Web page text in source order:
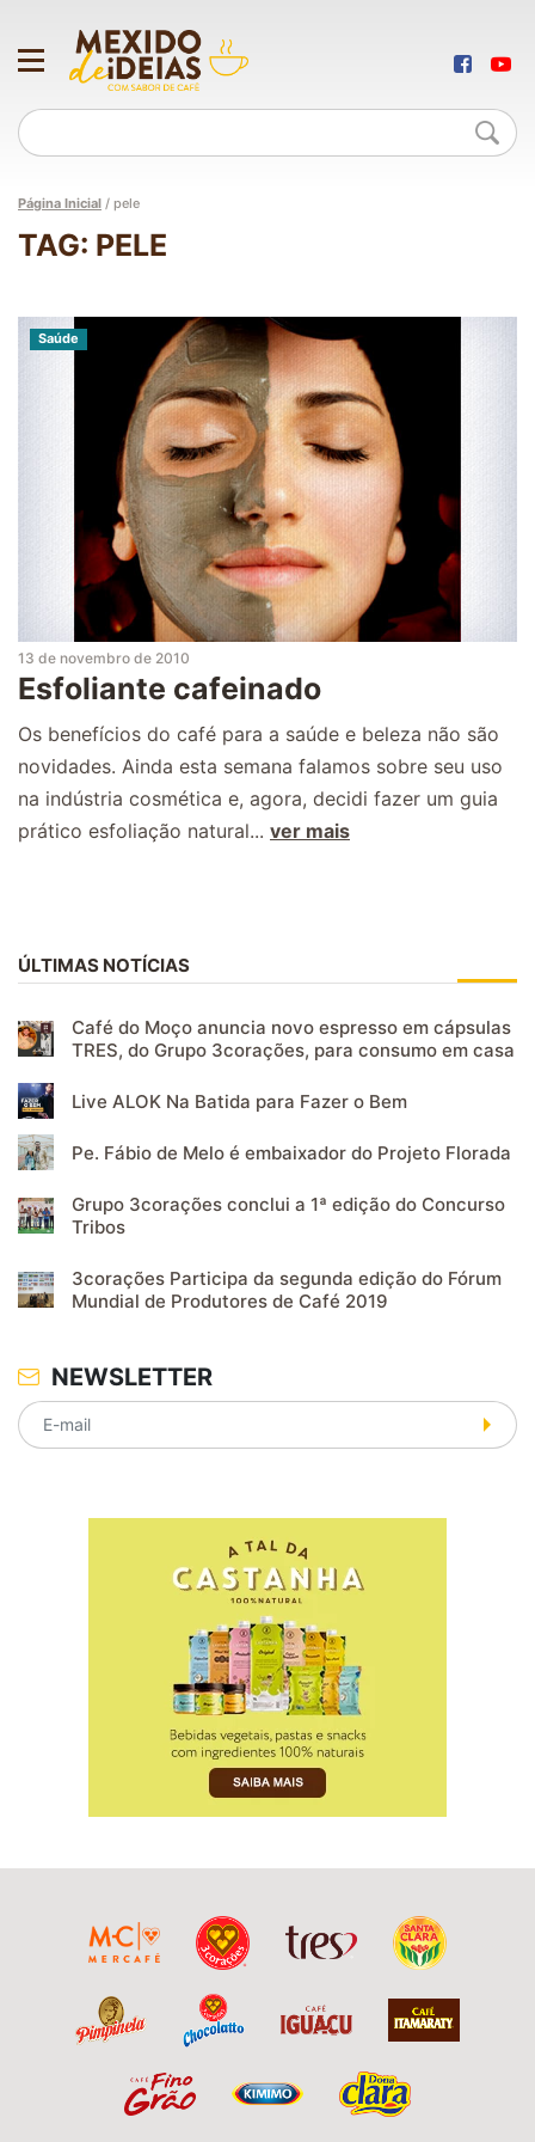
Página Inicial / pele
TAG: PELE
Saúde
13 de novembro de 2010
Esfoliante cafeinado
Os benefícios do café para a saúde e beleza não são
novidades. Ainda esta semana falamos sobre seu uso
na indústria cosmética e, agora, decidi fazer um guia
prático esfoliação natural... ver mais
ÚLTIMAS NOTÍCIAS
Café do Moço anuncia novo espresso em cápsulas
TRES, do Grupo 3corações, para consumo em casa
Live ALOK Na Batida para Fazer o Bem
Pe. Fábio de Melo é embaixador do Projeto Florada
Grupo 3corações conclui a 1ª edição do Concurso
Tribos
3corações Participa da segunda edição do Fórum
Mundial de Produtores de Café 2019
NEWSLETTER